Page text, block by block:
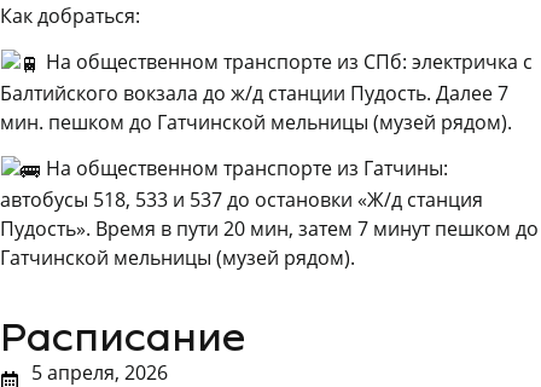
Как добраться:
На общественном транспорте из СПб: электричка с
Балтийского вокзала до ж/д станции Пудость. Далее 7
мин. пешком до Гатчинской мельницы (музей рядом).
На общественном транспорте из Гатчины:
автобусы 518, 533 и 537 до остановки «Ж/д станция
Пудость». Время в пути 20 мин, затем 7 минут пешком до
Гатчинской мельницы (музей рядом).
Расписание
5 апреля, 2026